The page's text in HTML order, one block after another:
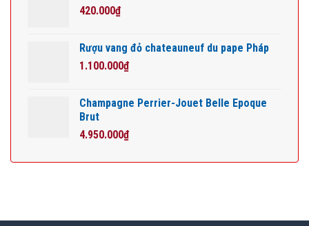
420.000₫
Rượu vang đỏ chateauneuf du pape Pháp
1.100.000₫
Champagne Perrier-Jouet Belle Epoque
Brut
4.950.000₫